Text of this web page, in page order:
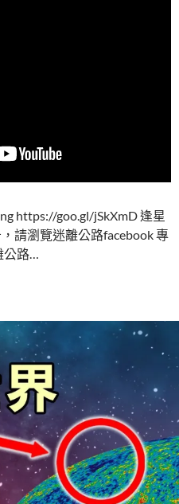
https://goo.gl/jSkXmD 逢星
請瀏覽迷離公路facebook 專
公路…